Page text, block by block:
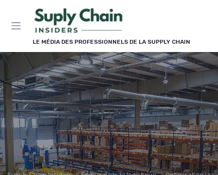
LE MÉDIA DES PROFESSIONNELS DE LA SUPPLY CHAIN
Panneau de gestion des cookies